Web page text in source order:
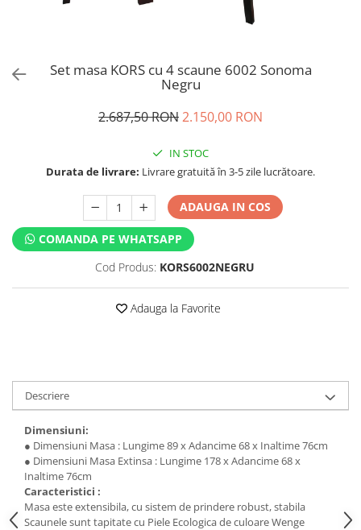
Set masa KORS cu 4 scaune 6002 Sonoma
Negru
2.687,50 RON2.150,00 RON
IN STOC
Durata de livrare: Livrare gratuită în 3-5 zile lucrătoare.
ADAUGA IN COS
COMANDA PE WHATSAPP
Cod Produs: KORS6002NEGRU
Adauga la Favorite
Descriere
Dimensiuni:
● Dimensiuni Masa : Lungime 89 x Adancime 68 x Inaltime 76cm
● Dimensiuni Masa Extinsa : Lungime 178 x Adancime 68 x
Inaltime 76cm
Caracteristici :
Masa este extensibila, cu sistem de prindere robust, stabila
Scaunele sunt tapitate cu Piele Ecologica de culoare Wenge